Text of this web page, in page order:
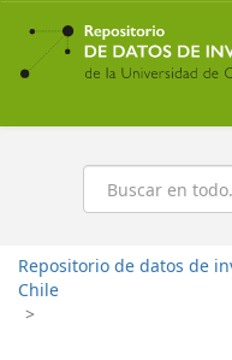
Ir
contenido
principal
Buscar
Repositorio de datos de
Chile
>